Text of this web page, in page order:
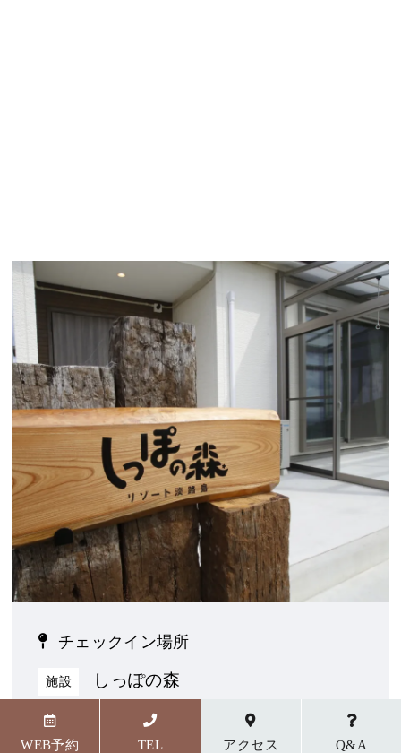
チェックイン場所
施設 しっぽの森
〒656-1727 兵庫県淡路市野島貴船23番地5
WEB予約
TEL アクセス Q&A